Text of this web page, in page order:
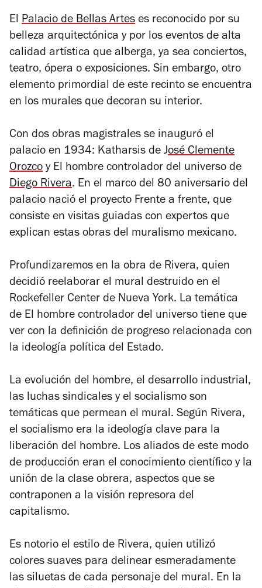
El Palacio de Bellas Artes es reconocido por su
belleza arquitectónica y por los eventos de alta
calidad artística que alberga, ya sea conciertos,
teatro, ópera o exposiciones. Sin embargo, otro
elemento primordial de este recinto se encuentra
en los murales que decoran su interior.
Con dos obras magistrales se inauguró el
palacio en 1934: Katharsis de José Clemente
Orozco y El hombre controlador del universo de
Diego Rivera. En el marco del 80 aniversario del
palacio nació el proyecto Frente a frente, que
consiste en visitas guiadas con expertos que
explican estas obras del muralismo mexicano.
Profundizaremos en la obra de Rivera, quien
decidió reelaborar el mural destruido en el
Rockefeller Center de Nueva York. La temática
de El hombre controlador del universo tiene que
ver con la definición de progreso relacionada con
la ideología política del Estado.
La evolución del hombre, el desarrollo industrial,
las luchas sindicales y el socialismo son
temáticas que permean el mural. Según Rivera,
el socialismo era la ideología clave para la
liberación del hombre. Los aliados de este modo
de producción eran el conocimiento científico y la
unión de la clase obrera, aspectos que se
contraponen a la visión represora del
capitalismo.
Es notorio el estilo de Rivera, quien utilizó
colores suaves para delinear esmeradamente
las siluetas de cada personaje del mural. En la